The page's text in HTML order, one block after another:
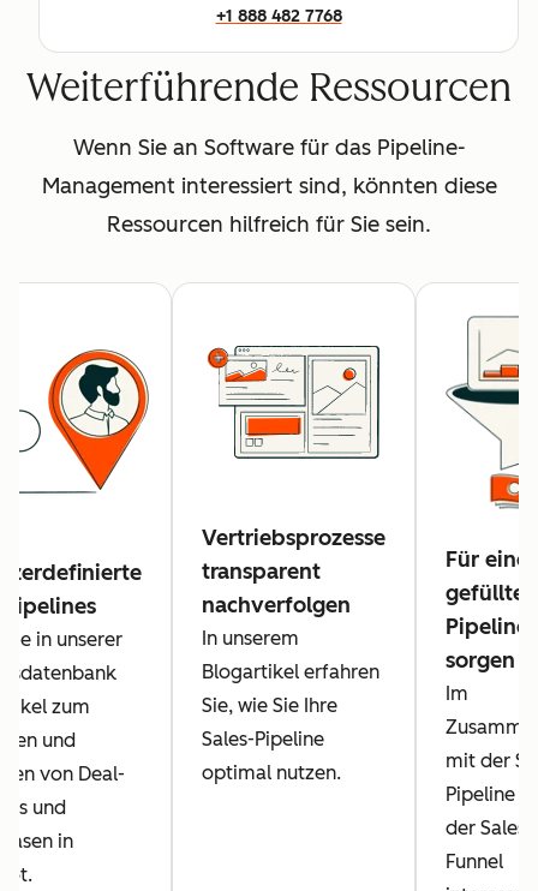
+1 888 482 7768
Weiterführende Ressourcen
Wenn Sie an Software für das Pipeline-
Management interessiert sind, könnten diese
Ressourcen hilfreich für Sie sein.
Sie in unserer
zum
und
von Deal-
und
in
Vertriebsprozesse
transparent
nachverfolgen
In unserem
Blogartikel erfahren
Sie, wie Sie Ihre
Sales-Pipeline
optimal nutzen.
Für eine
gefüllte
Pipeline
sorgen
Im
mit der
Pipeline
der Sales-
Funnel